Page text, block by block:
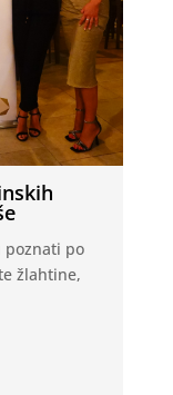
poznati po
žlahtine,